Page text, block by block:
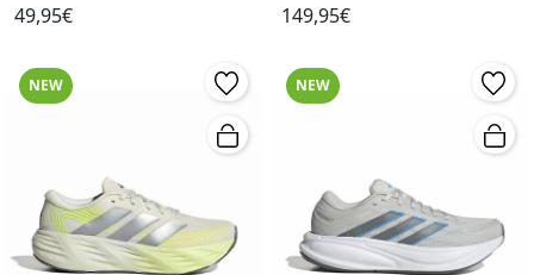
49,95€ 149,95€
NEW NEW